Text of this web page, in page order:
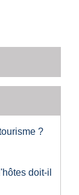
?
doit-il